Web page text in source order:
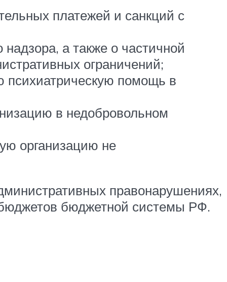
платежей и санкций с
а также о частичной
ограничений;
психиатрическую помощь в
в недобровольном
организацию не
правонарушениях,
бюджетной системы РФ.